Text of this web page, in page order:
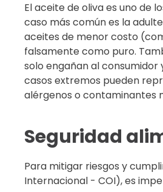
El aceite de oliva es uno de
caso más común es la
aceites de menor costo
falsamente como puro.
solo engañan al
casos extremos pueden
alérgenos o contaminantes
Seguridad
Para mitigar riesgos y
Internacional - COI), es